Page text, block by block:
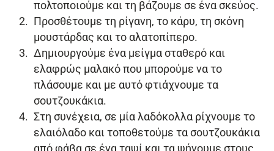
πολτοποιούμε και τη βάζουμε σε ένα σκεύος.
Προσθέτουμε τη ρίγανη, το κάρυ, τη σκόνη
μουστάρδας και το αλατοπίπερο.
Δημιουργούμε ένα μείγμα σταθερό και
ελαφρώς μαλακό που μπορούμε να το
πλάσουμε και με αυτό φτιάχνουμε τα
σουτζουκάκια.
Στη συνέχεια, σε μία λαδόκολλα ρίχνουμε το
ελαιόλαδο και τοποθετούμε τα σουτζουκάκια
από φάβα σε ένα ταψί και τα ψήνουμε στους